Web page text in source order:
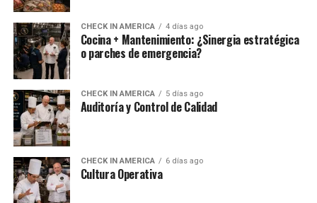
CHECK IN AMERICA 4 días ago
Cocina + Mantenimiento: ¿Sinergia estratégica
o parches de emergencia?
CHECK IN AMERICA 5 días ago
Auditoría y Control de Calidad
CHECK IN AMERICA 6 días ago
Cultura Operativa